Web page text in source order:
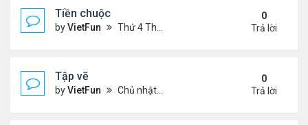
Tiền chuộc
byVietFun Thứ 4 Tháng 7 06, 2022 12:18 pm
0
Trả lời
Tập vẽ
byVietFun Chủ nhật Tháng 4 03, 2022 8:25 pm
0
Trả lời